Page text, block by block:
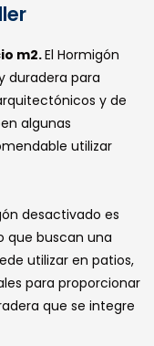
m2.El Hormigón
duradera para
y de
algunas
utilizar
desactivado es
que buscan una
utilizar en patios,
para proporcionar
que se integre